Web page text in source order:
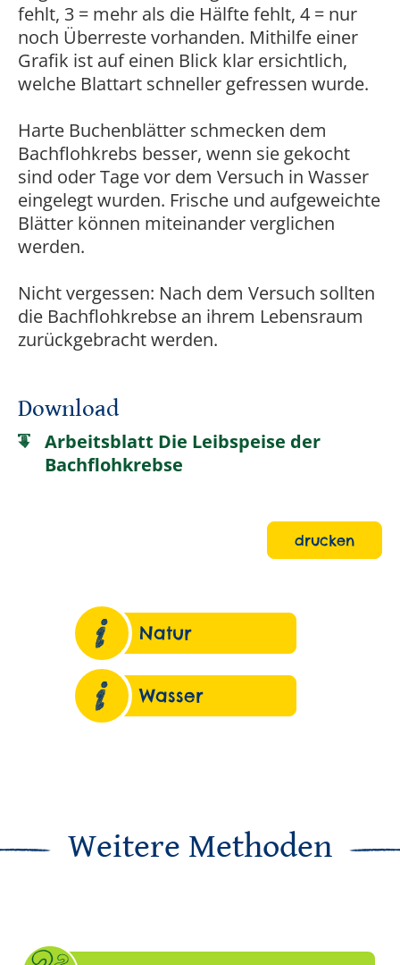
fehlt, 3 = mehr als die Hälfte fehlt, 4 = nur
noch Überreste vorhanden. Mithilfe einer
Grafik ist auf einen Blick klar ersichtlich,
welche Blattart schneller gefressen wurde.
Harte Buchenblätter schmecken dem
Bachflohkrebs besser, wenn sie gekocht
sind oder Tage vor dem Versuch in Wasser
eingelegt wurden. Frische und aufgeweichte
Blätter können miteinander verglichen
werden.
Nicht vergessen: Nach dem Versuch sollten
die Bachflohkrebse an ihrem Lebensraum
zurückgebracht werden.
Download
Arbeitsblatt Die Leibspeise der
Bachflohkrebse
drucken
Natur
Wasser
Weitere Methoden